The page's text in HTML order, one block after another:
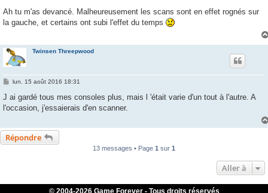
s
a
Ah tu m'as devancé. Malheureusement les scans sont en effet rognés sur
la gauche, et certains ont subi l'effet du temps
Twinsen Threepwood
M
s
a
lun. 15 août 2016 18:31
J ai gardé tous mes consoles plus, mais l 'était varie d'un tout à l'autre. A
l'occasion, j'essaierais d'en scanner.
Répondre
13 messages • Page 1 sur 1
Aller à
© 2004-2026 Game Forever - Tous droits réservés